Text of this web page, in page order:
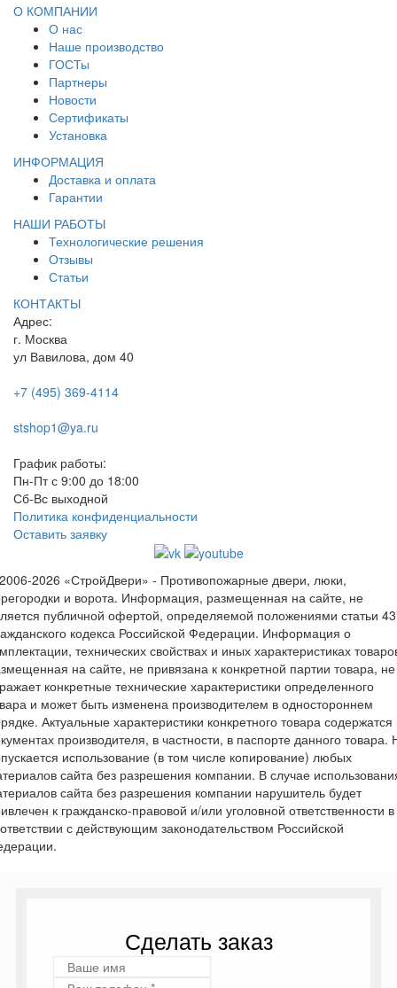
О КОМПАНИИ
О нас
Наше производство
ГОСТы
Партнеры
Новости
Сертификаты
Установка
ИНФОРМАЦИЯ
Доставка и оплата
Гарантии
НАШИ РАБОТЫ
Технологические решения
Отзывы
Статьи
КОНТАКТЫ
Адрес:
г. Москва
ул Вавилова, дом 40
+7 (495) 369-4114
stshop1@ya.ru
График работы:
Пн-Пт с 9:00 до 18:00
Сб-Вс выходной
Политика конфиденциальности
Оставить заявку
2026 «СтройДвери» - Противопожарные двери, люки,
и ворота. Информация, размещенная на сайте, не
публичной офертой, определяемой положениями статьи
кодекса Российской Федерации. Информация о
технических свойствах и иных характеристиках
на сайте, не привязана к конкретной партии товара, не
конкретные технические характеристики определенного
и может быть изменена производителем в одностороннем
Актуальные характеристики конкретного товара содержатся
производителя, в частности, в паспорте данного товара.
использование (в том числе копирование) любых
сайта без разрешения компании. В случае
сайта без разрешения компании нарушитель будет
к гражданско-правовой и/или уголовной ответственности в
с действующим законодательством Российской
Сделать заказ